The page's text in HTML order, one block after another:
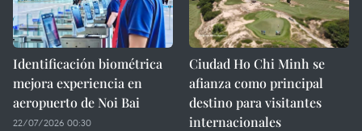
Identificación biométrica
mejora experiencia en
aeropuerto de Noi Bai
22/07/2026 00:30
Ciudad Ho Chi Minh se
afianza como principal
destino para visitantes
internacionales